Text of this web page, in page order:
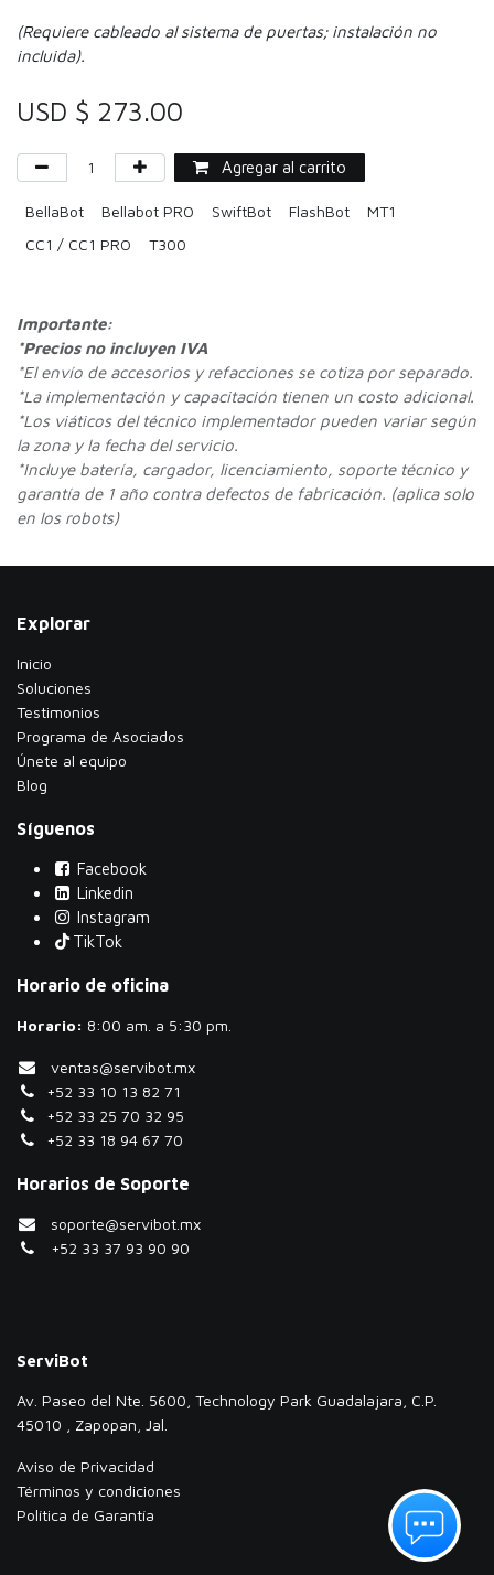
(Requiere cableado al sistema de puertas; instalación no
incluida).
USD $ 273.00
Agregar al carrito
BellaBot Bellabot PRO SwiftBot FlashBot
MT1
CC1 / CC1 PRO
T300
Importante:
*Precios no incluyen IVA
*El envío de accesorios y refacciones se cotiza por separado.
*La implementación y capacitación tienen un costo adicional.
*Los viáticos del técnico implementador pueden variar según
la zona y la fecha del servicio.
*Incluye batería, cargador, licenciamiento, soporte técnico y
garantía de 1 año contra defectos de fabricación. (aplica solo
en los robots)
Explorar
Inicio
Soluciones
Testimonios
​Programa de Asociados
Únete al equipo
Blog
Síguenos
Facebook
Linkedin
Instagram
TikTok
Horario de oficina
Horario: ​8:00 am. a 5:30 pm.
ventas@servibot.mx
+52 33 10 13 82 71
+52 33 25 70 32 95
+52 33 18 94 67 70
Horarios de Soporte
soporte@servibot.mx
+52 33 37 93 90 90
ServiBot
Av. Paseo del Nte. 5600, Technology Park Guadalajara, C.P.
45010 , Zapopan, Jal.
Aviso de Privacidad
Términos y condiciones
Política de Garantía